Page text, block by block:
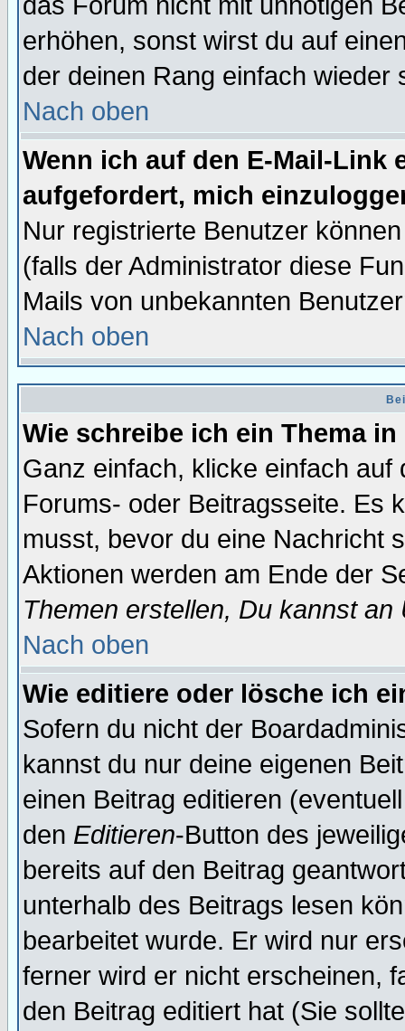
erhöhen, sonst wirst du auf
der deinen Rang einfach wieder
Nach oben
Wenn ich auf den E-Mail-Link
aufgefordert, mich
Nur registrierte Benutzer
(falls der Administrator diese
Mails von unbekannten
Nach oben
Wie schreibe ich ein Thema
Ganz einfach, klicke einfach
Forums- oder Beitragsseite. Es
musst, bevor du eine Nachricht
Aktionen werden am Ende der
Themen erstellen, Du kannst
Nach oben
Wie editiere oder lösche ich
Sofern du nicht der
kannst du nur deine eigenen
einen Beitrag editieren
den Editieren-Button des
bereits auf den Beitrag
unterhalb des Beitrags lesen
bearbeitet wurde. Er wird nur
ferner wird er nicht erscheinen,
den Beitrag editiert hat (Sie